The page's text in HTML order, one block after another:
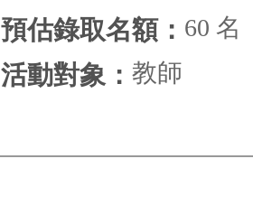
預估錄取名額： 60 名
活動對象： 教師